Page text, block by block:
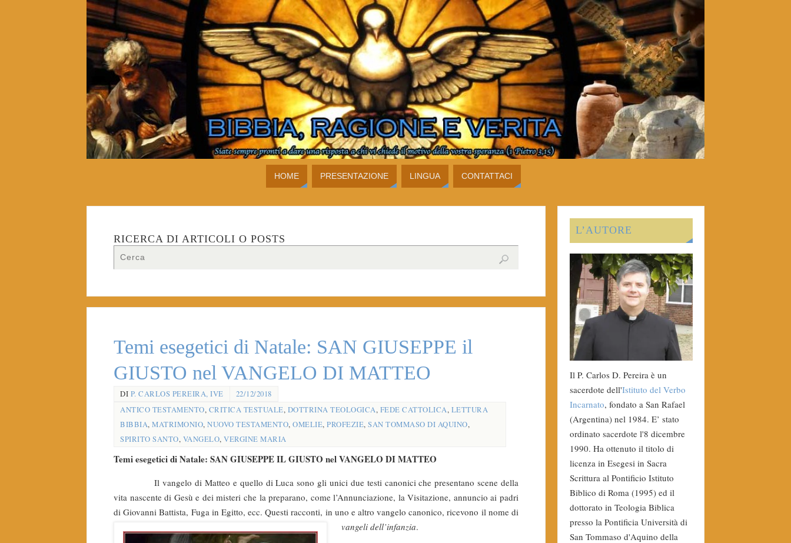
HOME PRESENTAZIONE LINGUA CONTATTACI
RICERCA DI ARTICOLI O POSTS
Temi esegetici di Natale: SAN GIUSEPPE il
GIUSTO nel VANGELO DI MATTEO
DI P. CARLOS PEREIRA, IVE
22/12/2018
ANTICO TESTAMENTO, CRITICA TESTUALE, DOTTRINA TEOLOGICA, FEDE CATTOLICA, LETTURA
BIBBIA, MATRIMONIO, NUOVO TESTAMENTO, OMELIE, PROFEZIE, SAN TOMMASO DI AQUINO,
SPIRITO SANTO, VANGELO, VERGINE MARIA
Temi esegetici di Natale: SAN GIUSEPPE IL GIUSTO nel VANGELO DI MATTEO
Il vangelo di Matteo e quello di Luca sono gli unici due testi canonici che presentano scene della
vita nascente di Gesù e dei misteri che la preparano, come l’Annunciazione, la Visitazione, annuncio ai padri
di Giovanni Battista, Fuga in Egitto, ecc. Questi racconti, in uno e altro vangelo canonico, ricevono il nome di
vangeli dell’infanzia.
L’AUTORE
Il P. Carlos D. Pereira è un
sacerdote dell'Istituto del Verbo
Incarnato, fondato a San Rafael
(Argentina) nel 1984. E’ stato
ordinato sacerdote l'8 dicembre
1990. Ha ottenuto il titolo di
licenza in Esegesi in Sacra
Scrittura al Pontificio Istituto
Biblico di Roma (1995) ed il
dottorato in Teologia Biblica
presso la Pontificia Università di
San Tommaso d'Aquino della